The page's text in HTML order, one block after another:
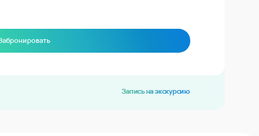
Запись на экскурсию